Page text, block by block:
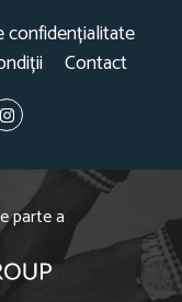
confidențialitate
Contact
parte a